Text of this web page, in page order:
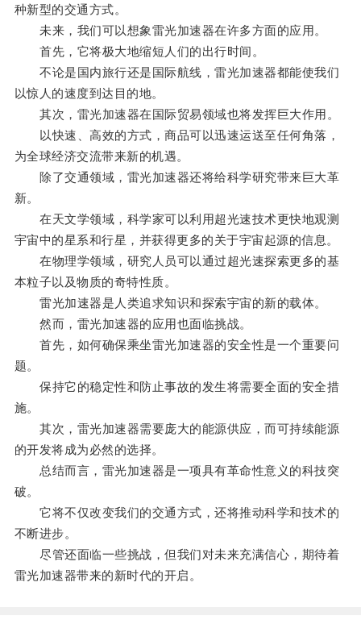
种新型的交通方式。
未来，我们可以想象雷光加速器在许多方面的应用。
首先，它将极大地缩短人们的出行时间。
不论是国内旅行还是国际航线，雷光加速器都能使我们
以惊人的速度到达目的地。
其次，雷光加速器在国际贸易领域也将发挥巨大作用。
以快速、高效的方式，商品可以迅速运送至任何角落，
为全球经济交流带来新的机遇。
除了交通领域，雷光加速器还将给科学研究带来巨大革
新。
在天文学领域，科学家可以利用超光速技术更快地观测
宇宙中的星系和行星，并获得更多的关于宇宙起源的信息。
在物理学领域，研究人员可以通过超光速探索更多的基
本粒子以及物质的奇特性质。
雷光加速器是人类追求知识和探索宇宙的新的载体。
然而，雷光加速器的应用也面临挑战。
首先，如何确保乘坐雷光加速器的安全性是一个重要问
题。
保持它的稳定性和防止事故的发生将需要全面的安全措
施。
其次，雷光加速器需要庞大的能源供应，而可持续能源
的开发将成为必然的选择。
总结而言，雷光加速器是一项具有革命性意义的科技突
破。
它将不仅改变我们的交通方式，还将推动科学和技术的
不断进步。
尽管还面临一些挑战，但我们对未来充满信心，期待着
雷光加速器带来的新时代的开启。